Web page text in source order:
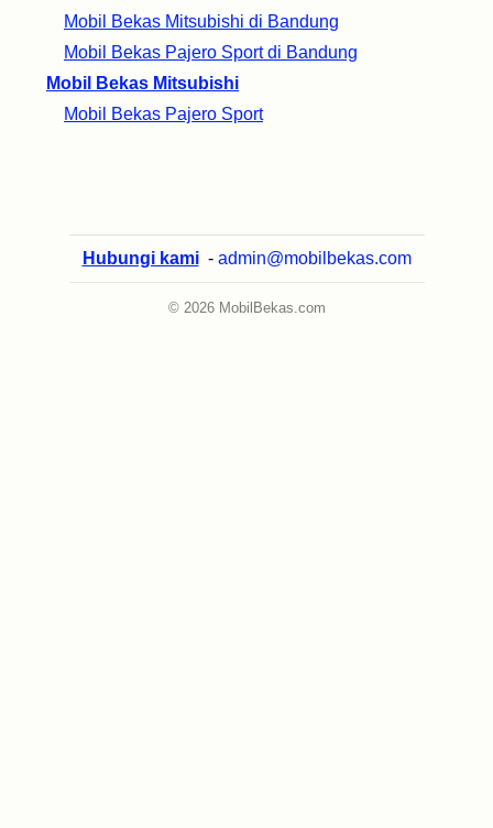
Mobil Bekas Mitsubishi di Bandung
Mobil Bekas Pajero Sport di Bandung
Mobil Bekas Mitsubishi
Mobil Bekas Pajero Sport
Hubungi kami - admin@mobilbekas.com
© 2026 MobilBekas.com